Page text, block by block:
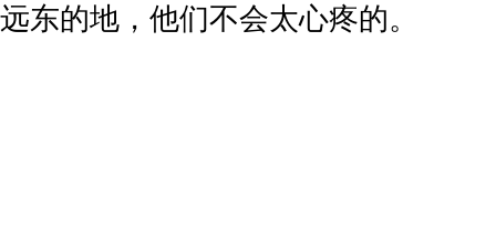
远东的地，他们不会太心疼的。